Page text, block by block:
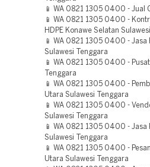
📱 WA 0821 1305 0400 - Jual
📱 WA 0821 1305 0400 -
HDPE Konawe Selatan
📱 WA 0821 1305 0400 - Jasa
Sulawesi Tenggara
📱 WA 0821 1305 0400 -
Tenggara
📱 WA 0821 1305 0400 -
Utara Sulawesi Tenggara
📱 WA 0821 1305 0400 -
Sulawesi Tenggara
📱 WA 0821 1305 0400 - Jasa
Sulawesi Tenggara
📱 WA 0821 1305 0400 -
Utara Sulawesi Tenggara